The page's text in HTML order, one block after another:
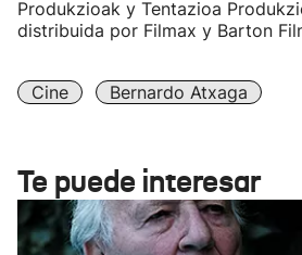
Produkzioak y Tentazioa
distribuida por Filmax y Barton
Cine Bernardo Atxaga
Te puede interesar